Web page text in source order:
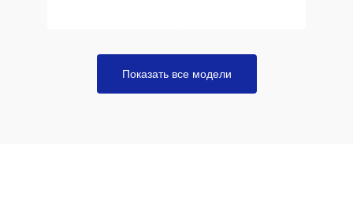
Показать все модели